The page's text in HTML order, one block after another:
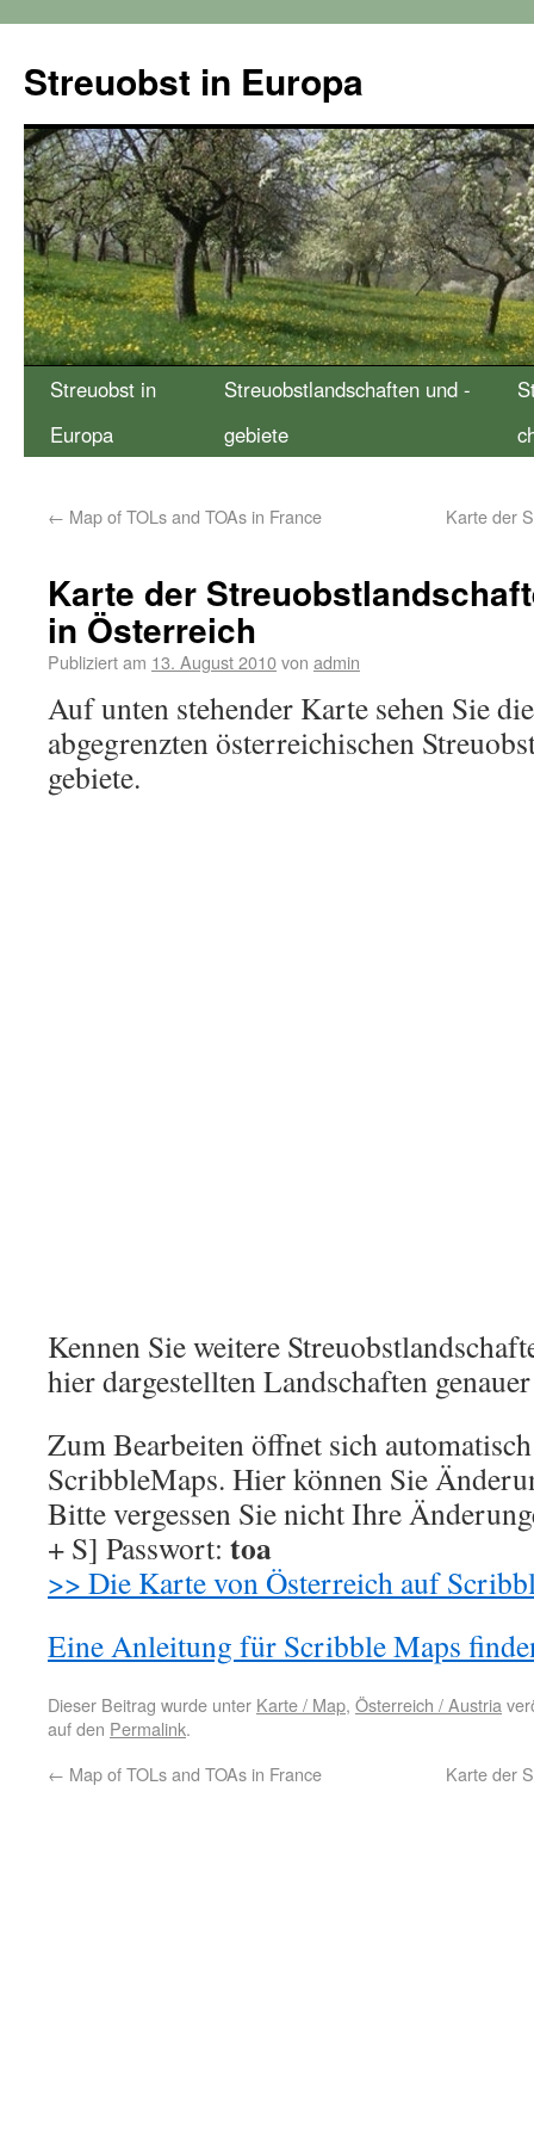
Streuobst in Europa
Streuobst in
Europa
Streuobstlandschaften und -
gebiete
← Map of TOLs and TOAs in France Karte der
Karte der
in Österreich
Publiziert am 13. August 2010von admin
Auf unten stehender Karte sehen Sie
abgegrenzten österreichischen
gebiete.
Kennen Sie weitere
hier dargestellten Landschaften
Zum Bearbeiten öffnet sich
ScribbleMaps. Hier können Sie
Bitte vergessen Sie nicht Ihre
+ S] Passwort: toa
>> Die Karte von Österreich auf
Eine Anleitung für Scribble Maps
Dieser Beitrag wurde unter Karte / Map, Österreich / Austria
auf den Permalink.
← Map of TOLs and TOAs in France Karte der